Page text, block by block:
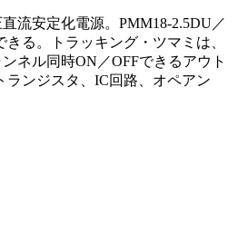
流安定化電源。PMM18-2.5DU／
る。トラッキング・ツマミは、
ネル同時ON／OFFできるアウト
ンジスタ、IC回路、オペアン